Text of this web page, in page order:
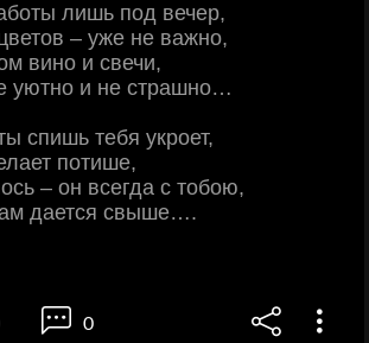
лишь под вечер,
– уже не важно,
вино и свечи,
уютно и не страшно…
спишь тебя укроет,
потише,
– он всегда с тобою,
дается свыше….
0